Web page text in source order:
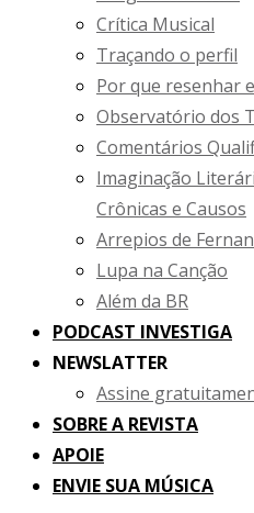
Crítica Musical
Traçando o perfil
Por que resenhar
Observatório dos
Comentários
Imaginação
Crônicas e Causos
Arrepios de
Lupa na Canção
Além da BR
PODCAST INVESTIGA
NEWSLATTER
Assine
SOBRE A REVISTA
APOIE
ENVIE SUA MÚSICA